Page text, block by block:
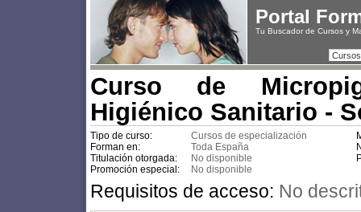
Portal
Tu Buscador de Cursos y
Curso de
Higiénico Sanitario -
Tipo de curso: Cursos de especialización
Forman en:
Toda España
Titulación otorgada:
No disponible
Promoción especial:
No disponible
Requisitos de acceso: No